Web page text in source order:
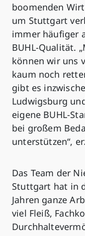
boomenden
um Stuttgart
immer häufiger
BUHL-Qualität.
können wir uns
kaum noch
gibt es
Ludwigsburg
eigene BUHL-
bei großem
unterstützen“,
Das Team der
Stuttgart hat in
Jahren ganze
viel Fleiß,